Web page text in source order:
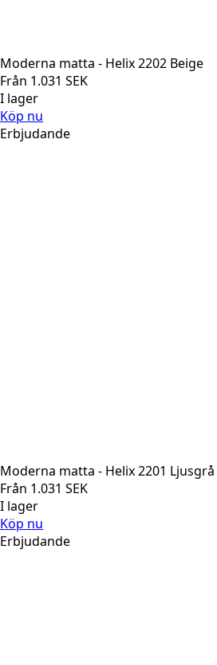
Moderna matta - Helix 2202 Beige
Från 1.031 SEK
I lager
Köp nu
Erbjudande
Moderna matta - Helix 2201 Ljusgrå
Från 1.031 SEK
I lager
Köp nu
Erbjudande